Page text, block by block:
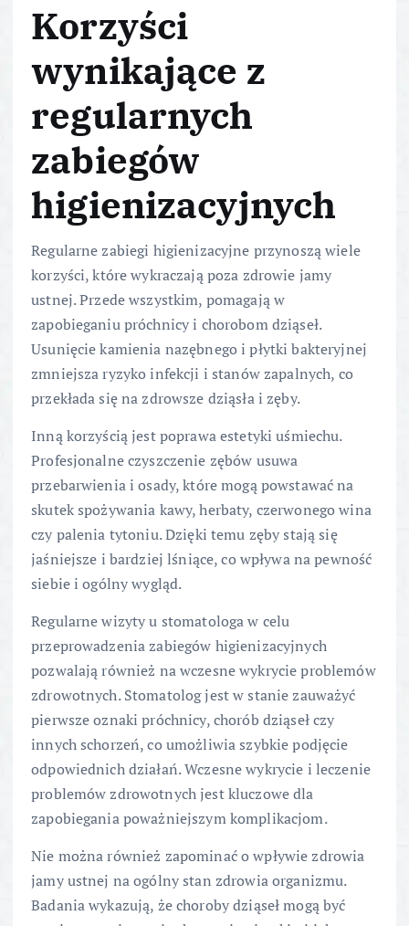
Korzyści
wynikające z
regularnych
zabiegów
higienizacyjnych
Regularne zabiegi higienizacyjne przynoszą wiele
korzyści, które wykraczają poza zdrowie jamy
ustnej. Przede wszystkim, pomagają w
zapobieganiu próchnicy i chorobom dziąseł.
Usunięcie kamienia nazębnego i płytki bakteryjnej
zmniejsza ryzyko infekcji i stanów zapalnych, co
przekłada się na zdrowsze dziąsła i zęby.
Inną korzyścią jest poprawa estetyki uśmiechu.
Profesjonalne czyszczenie zębów usuwa
przebarwienia i osady, które mogą powstawać na
skutek spożywania kawy, herbaty, czerwonego wina
czy palenia tytoniu. Dzięki temu zęby stają się
jaśniejsze i bardziej lśniące, co wpływa na pewność
siebie i ogólny wygląd.
Regularne wizyty u stomatologa w celu
przeprowadzenia zabiegów higienizacyjnych
pozwalają również na wczesne wykrycie problemów
zdrowotnych. Stomatolog jest w stanie zauważyć
pierwsze oznaki próchnicy, chorób dziąseł czy
innych schorzeń, co umożliwia szybkie podjęcie
odpowiednich działań. Wczesne wykrycie i leczenie
problemów zdrowotnych jest kluczowe dla
zapobiegania poważniejszym komplikacjom.
Nie można również zapominać o wpływie zdrowia
jamy ustnej na ogólny stan zdrowia organizmu.
Badania wykazują, że choroby dziąseł mogą być